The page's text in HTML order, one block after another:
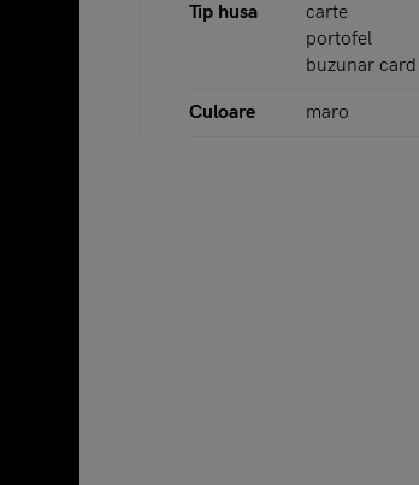
Tip husa
carte
portofel
buzunar card
Culoare maro